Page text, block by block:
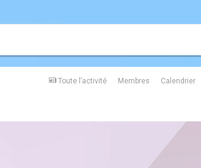
Toute l’activité Membres Calendrier